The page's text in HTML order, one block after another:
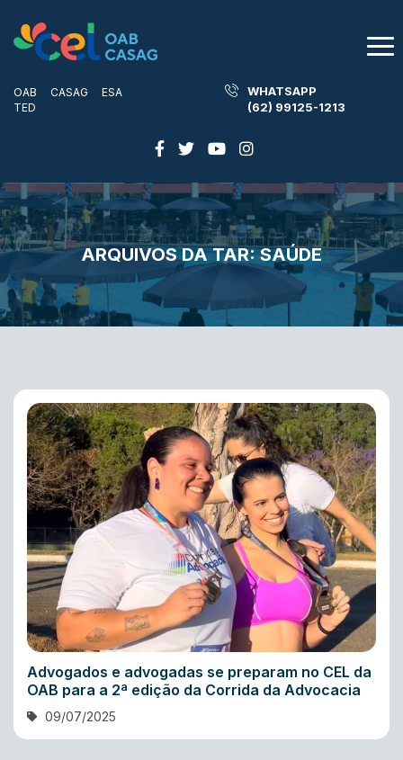
OAB CASAG
ESA
TED
WHATSAPP
(62) 99125-1213
ARQUIVOS DA TAR:SAÚDE
Advogados e advogadas se preparam no CEL da
OAB para a 2ª edição da Corrida da Advocacia
09/07/2025